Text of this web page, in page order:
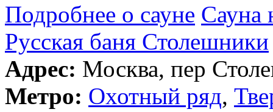
Подробнее о сауне Сауна
Русская баня Столешники
Адрес: Москва, пер
Метро: Охотный ряд,